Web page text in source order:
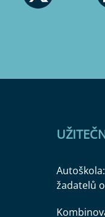
žadatelů